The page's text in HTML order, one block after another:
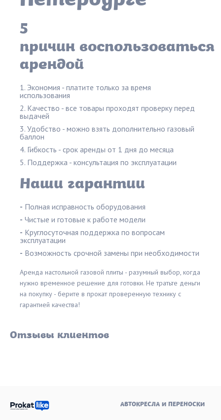
5
причин воспользоваться
арендой
Экономия - платите только за время
использования
Качество - все товары проходят проверку перед
выдачей
Удобство - можно взять дополнительно газовый
баллон
Гибкость - срок аренды от 1 дня до месяца
Поддержка - консультация по эксплуатации
Наши гарантии
- Полная исправность оборудования
- Чистые и готовые к работе модели
- Круглосуточная поддержка по вопросам
эксплуатации
- Возможность срочной замены при необходимости
Аренда настольной газовой плиты - разумный выбор, когда
нужно временное решение для готовки. Не тратьте деньги
на покупку - берите в прокат проверенную технику с
гарантией качества!
Отзывы клиентов
АВТОКРЕСЛА И ПЕРЕНОСКИ